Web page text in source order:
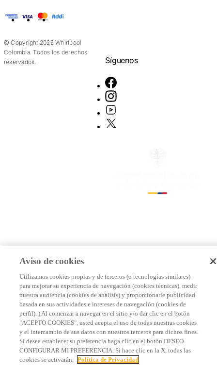
American Express
Visa Mastercard
© Copyright 2026 Whirlpool
Colombia. Todos los derechos
reservados.
Síguenos
Aviso de cookies
Utilizamos cookies propias y de terceros (o tecnologías similares)
para mejorar su experiencia de navegación (cookies técnicas), medir
nuestra audiencia (cookies de análisis) y proporcionarle publicidad
basada en sus actividades e intereses de navegación (cookies de
perfil). ) Al comenzar a navegar en el sitio y/o dar clic en el botón
"ACEPTO COOKIES", usted acepta el uso de todas nuestras cookies
y el intercambio de sus datos con nuestros terceros para dichos fines.
Si desea establecer su preferencia haga clic en el botón DESEO
CONFIGURAR MI PREFERENCIA. Si hace clic en la X, todas las
cookies se activarán. Política de Privacidad